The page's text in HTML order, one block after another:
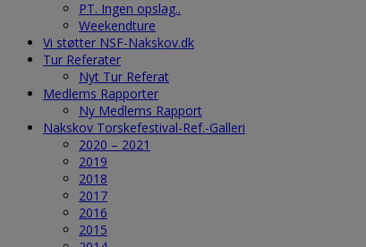
PT. Ingen opslag..
Weekendture
Vi støtter NSF-Nakskov.dk
Tur Referater
Nyt Tur Referat
Medlems Rapporter
Ny Medlems Rapport
Nakskov Torskefestival-Ref.-Galleri
2020 – 2021
2019
2018
2017
2016
2015